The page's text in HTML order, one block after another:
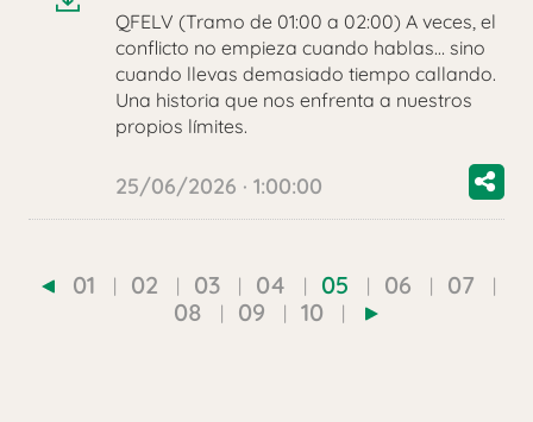
QFELV (Tramo de 01:00 a 02:00) A veces, el
conflicto no empieza cuando hablas… sino
cuando llevas demasiado tiempo callando.
Una historia que nos enfrenta a nuestros
propios límites.
25/06/2026 · 1:00:00
01 02 03 04 05 06
07
08
09 10